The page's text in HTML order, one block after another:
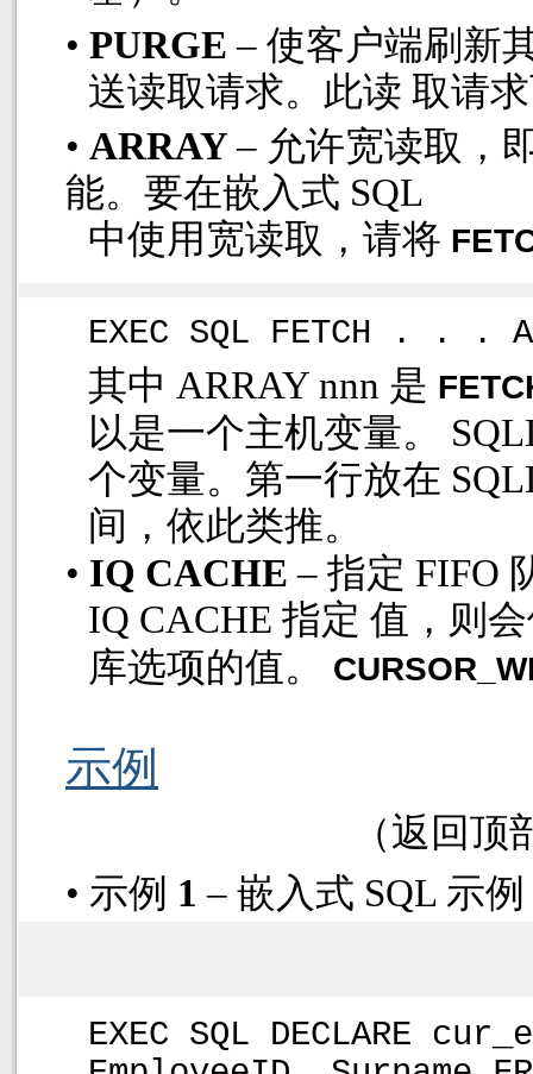
• PURGE– 使客户端刷新
送读取请求。此读 取请
• ARRAY– 允许宽读取，
能。要在嵌入式 SQL
中使用宽读取，请将
EXEC SQL FETCH . . .
其中 ARRAY nnn 是
以是一个主机变量。
个变量。第一行放在
间，依此类推。
• IQ CACHE– 指定 FIFO
IQ CACHE 指定 值，则
库选项的值。
示例
（返回
• 示例 1– 嵌入式 SQL 示
EXEC SQL DECLARE